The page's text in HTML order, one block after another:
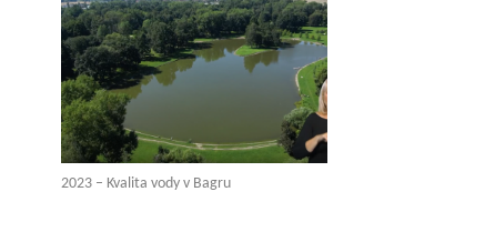
2023 – Kvalita vody v Bagru